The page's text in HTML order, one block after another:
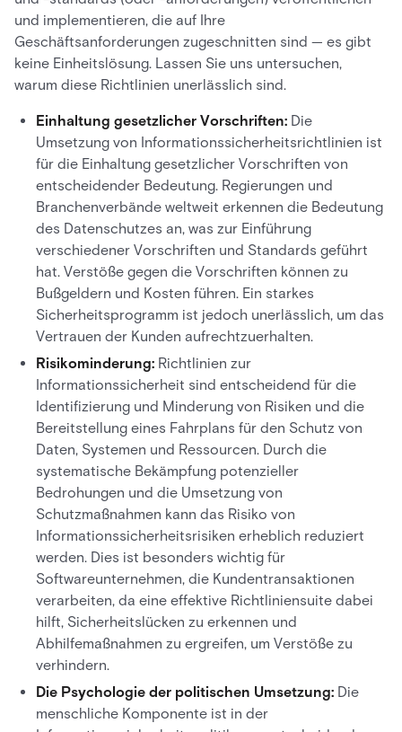
und implementieren, die auf Ihre
Geschäftsanforderungen zugeschnitten sind — es gibt
keine Einheitslösung. Lassen Sie uns untersuchen,
warum diese Richtlinien unerlässlich sind.
Einhaltung gesetzlicher Vorschriften: Die
Umsetzung von Informationssicherheitsrichtlinien ist
für die Einhaltung gesetzlicher Vorschriften von
entscheidender Bedeutung. Regierungen und
Branchenverbände weltweit erkennen die Bedeutung
des Datenschutzes an, was zur Einführung
verschiedener Vorschriften und Standards geführt
hat. Verstöße gegen die Vorschriften können zu
Bußgeldern und Kosten führen. Ein starkes
Sicherheitsprogramm ist jedoch unerlässlich, um das
Vertrauen der Kunden aufrechtzuerhalten.
Risikominderung: Richtlinien zur
Informationssicherheit sind entscheidend für die
Identifizierung und Minderung von Risiken und die
Bereitstellung eines Fahrplans für den Schutz von
Daten, Systemen und Ressourcen. Durch die
systematische Bekämpfung potenzieller
Bedrohungen und die Umsetzung von
Schutzmaßnahmen kann das Risiko von
Informationssicherheitsrisiken erheblich reduziert
werden. Dies ist besonders wichtig für
Softwareunternehmen, die Kundentransaktionen
verarbeiten, da eine effektive Richtliniensuite dabei
hilft, Sicherheitslücken zu erkennen und
Abhilfemaßnahmen zu ergreifen, um Verstöße zu
verhindern.
Die Psychologie der politischen Umsetzung: Die
menschliche Komponente ist in der